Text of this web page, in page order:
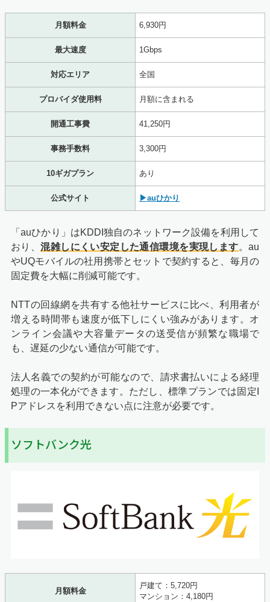
月額料金 6,930円
最大速度 1Gbps
対応エリア 全国
プロバイダ使用料 月額に含まれる
開通工事費 41,250円
事務手数料 3,300円
10ギガプラン あり
公式サイト ▶auひかり
「auひかり」はKDDI独自のネットワーク設備を利用して
おり、混雑しにくい安定した通信環境を実現します。au
やUQモバイルの社用携帯とセットで契約すると、毎月の
固定費を大幅に削減可能です。
NTTの回線網を共有する他社サービスに比べ、利用者が
増える時間帯も速度が低下しにくい強みがあります。オ
ンライン会議や大容量データの送受信が頻繁な職場で
も、遅延の少ない通信が可能です。
法人名義での契約が可能なので、請求書払いによる経理
処理の一本化ができます。ただし、標準プランでは固定I
Pアドレスを利用できない点に注意が必要です。
ソフトバンク光
月額料金
戸建て：5,720円
マンション：4,180円